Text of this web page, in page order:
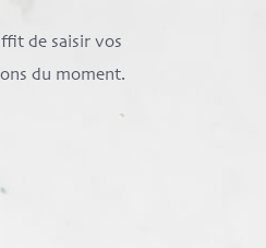
de saisir vos
du moment.